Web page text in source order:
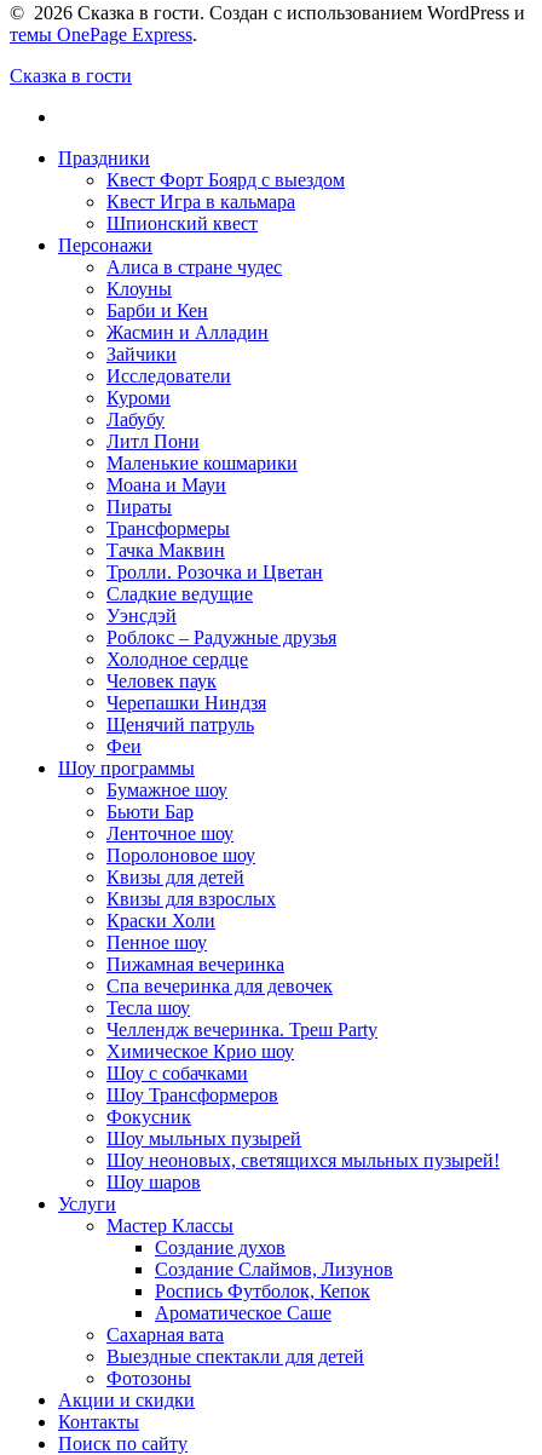
© 2026 Сказка в гости. Создан с использованием WordPress и
темы OnePage Express.
Сказка в гости
Праздники
Квест Форт Боярд с выездом
Квест Игра в кальмара
Шпионский квест
Персонажи
Алиса в стране чудес
Клоуны
Барби и Кен
Жасмин и Алладин
Зайчики
Исследователи
Куроми
Лабубу
Литл Пони
Маленькие кошмарики
Моана и Мауи
Пираты
Трансформеры
Тачка Маквин
Тролли. Розочка и Цветан
Сладкие ведущие
Уэнсдэй
Роблокс – Радужные друзья
Холодное сердце
Человек паук
Черепашки Ниндзя
Щенячий патруль
Феи
Шоу программы
Бумажное шоу
Бьюти Бар
Ленточное шоу
Поролоновое шоу
Квизы для детей
Квизы для взрослых
Краски Холи
Пенное шоу
Пижамная вечеринка
Спа вечеринка для девочек
Тесла шоу
Челлендж вечеринка. Треш Party
Химическое Крио шоу
Шоу с собачками
Шоу Трансформеров
Фокусник
Шоу мыльных пузырей
Шоу неоновых, светящихся мыльных пузырей!
Шоу шаров
Услуги
Мастер Классы
Создание духов
Создание Слаймов, Лизунов
Роспись Футболок, Кепок
Ароматическое Саше
Сахарная вата
Выездные спектакли для детей
Фотозоны
Акции и скидки
Контакты
Поиск по сайту